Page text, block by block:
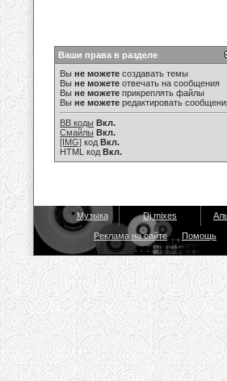
Ваши права в разделе
Вы не можете создавать темы
Вы не можете отвечать на сообщения
Вы не можете прикреплять файлы
Вы не можете редактировать
BB коды Вкл.
Смайлы Вкл.
[IMG] код Вкл.
HTML код Вкл.
Музыка Dj mixes
Реклама на сайте Помощь